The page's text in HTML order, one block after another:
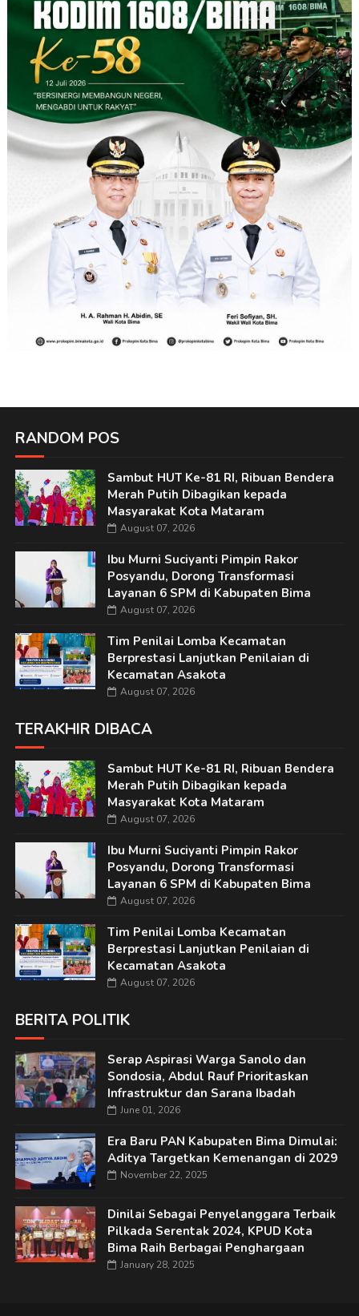
RANDOM POS
Sambut HUT Ke-81 RI, Ribuan Bendera
Merah Putih Dibagikan kepada
Masyarakat Kota Mataram
August 07, 2026
Ibu Murni Suciyanti Pimpin Rakor
Posyandu, Dorong Transformasi
Layanan 6 SPM di Kabupaten Bima
August 07, 2026
Tim Penilai Lomba Kecamatan
Berprestasi Lanjutkan Penilaian di
Kecamatan Asakota
August 07, 2026
TERAKHIR DIBACA
Sambut HUT Ke-81 RI, Ribuan Bendera
Merah Putih Dibagikan kepada
Masyarakat Kota Mataram
August 07, 2026
Ibu Murni Suciyanti Pimpin Rakor
Posyandu, Dorong Transformasi
Layanan 6 SPM di Kabupaten Bima
August 07, 2026
Tim Penilai Lomba Kecamatan
Berprestasi Lanjutkan Penilaian di
Kecamatan Asakota
August 07, 2026
BERITA POLITIK
Serap Aspirasi Warga Sanolo dan
Sondosia, Abdul Rauf Prioritaskan
Infrastruktur dan Sarana Ibadah
June 01, 2026
Era Baru PAN Kabupaten Bima Dimulai:
Aditya Targetkan Kemenangan di 2029
November 22, 2025
Dinilai Sebagai Penyelanggara Terbaik
Pilkada Serentak 2024, KPUD Kota
Bima Raih Berbagai Penghargaan
January 28, 2025